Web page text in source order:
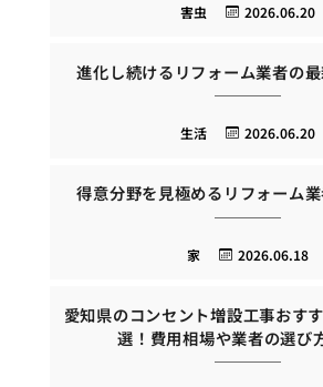
2026.06.20
害虫
進化し続けるリフォーム業者の
2026.06.20
生活
得意分野を見極めるリフォーム
2026.06.18
家
愛知県のコンセント増設工事おす
選！費用相場や業者の選び